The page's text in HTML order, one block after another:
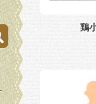
鶏